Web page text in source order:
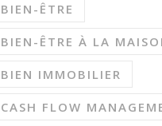
BIEN-ÊTRE
BIEN-ÊTRE À LA
BIEN IMMOBILIER
CASH FLOW